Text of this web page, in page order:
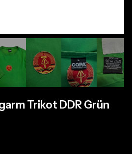
Trikot DDR Grün